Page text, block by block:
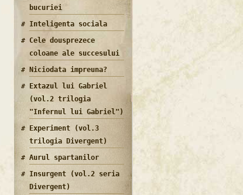
bucuriei
Inteligenta sociala
Cele dousprezece
coloane ale succesului
Niciodata impreuna?
Extazul lui Gabriel
(vol.2 trilogia
"Infernul lui Gabriel")
Experiment (vol.3
trilogia Divergent)
Aurul spartanilor
Insurgent (vol.2 seria
Divergent)